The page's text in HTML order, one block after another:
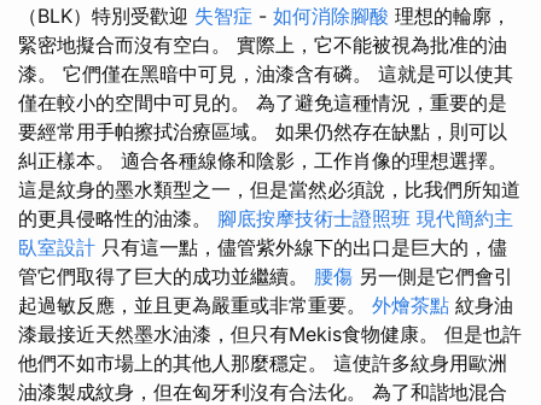
（BLK）特別受歡迎 失智症 - 如何消除腳酸 理想的輪廓，
緊密地擬合而沒有空白。 實際上，它不能被視為批准的油
漆。 它們僅在黑暗中可見，油漆含有磷。 這就是可以使其
僅在較小的空間中可見的。 為了避免這種情況，重要的是
要經常用手帕擦拭治療區域。 如果仍然存在缺點，則可以
糾正樣本。 適合各種線條和陰影，工作肖像的理想選擇。
這是紋身的墨水類型之一，但是當然必須說，比我們所知道
的更具侵略性的油漆。 腳底按摩技術士證照班 現代簡約主
臥室設計 只有這一點，儘管紫外線下的出口是巨大的，儘
管它們取得了巨大的成功並繼續。 腰傷 另一側是它們會引
起過敏反應，並且更為嚴重或非常重要。 外燴茶點 紋身油
漆最接近天然墨水油漆，但只有Mekis食物健康。 但是也許
他們不如市場上的其他人那麼穩定。 這使許多紋身用歐洲
油漆製成紋身，但在匈牙利沒有合法化。 為了和諧地混合